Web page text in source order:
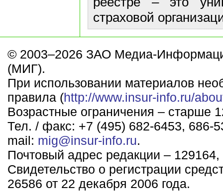
страховой
© 2003–2026 ЗАО Медиа-
(МИГ).
При использовании материалов
правила (http://www.insur-info.ru/
Возрастные ограничения – старше
Тел. / факс: +7 (495) 682-6453, 686-
mail: mig@insur-info.ru.
Почтовый адрес редакции –
Свидетельство о регистрации
26586 от 22 декабря 2006 года.